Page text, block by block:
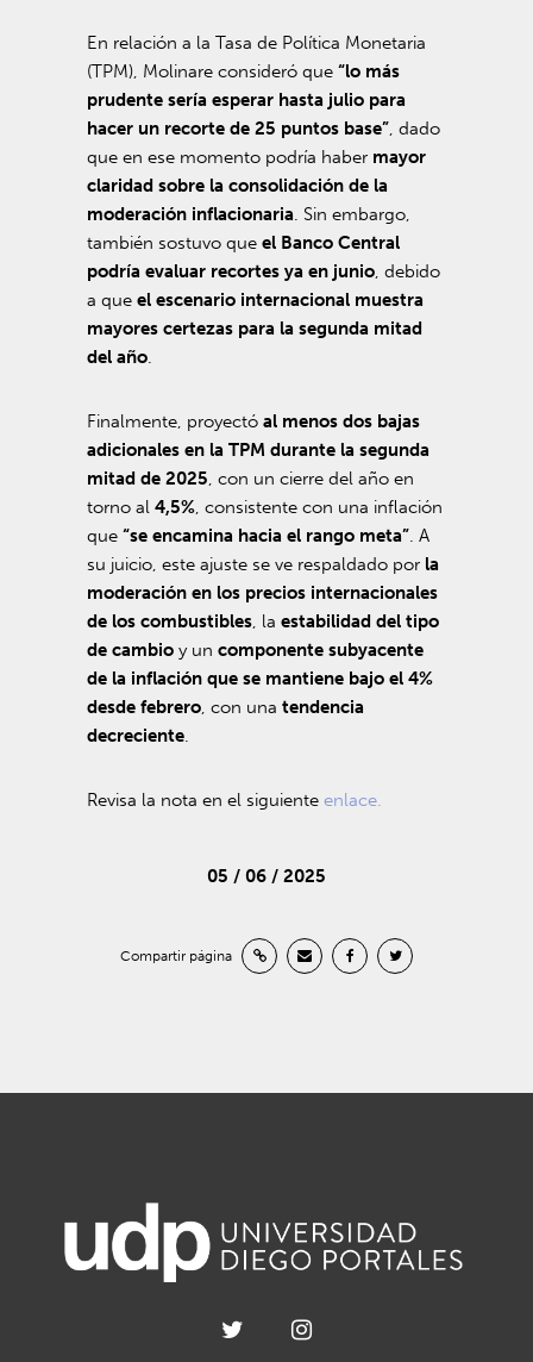
En relación a la Tasa de Política Monetaria
(TPM), Molinare consideró que“lo más
prudente sería esperar hasta julio para
hacer un recorte de 25 puntos base”, dado
que en ese momento podría haber mayor
claridad sobre la consolidación de la
moderación inflacionaria. Sin embargo,
también sostuvo queel Banco Central
podría evaluar recortes ya en junio, debido
a queel escenario internacional muestra
mayores certezas para la segunda mitad
del año.
Finalmente, proyectóal menos dos bajas
adicionales en la TPM durante la segunda
mitad de 2025, con un cierre del año en
torno al4,5%, consistente con una inflación
que“se encamina hacia el rango meta”. A
su juicio, este ajuste se ve respaldado por la
moderación en los precios internacionales
de los combustibles, laestabilidad del tipo
de cambio y uncomponente subyacente
de la inflación que se mantiene bajo el 4%
desde febrero, con unatendencia
decreciente.
Revisa la nota en el siguienteenlace.
05 / 06 / 2025
Compartir página